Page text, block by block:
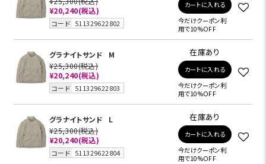
¥20,240(税込)
コード 511329622802
カートに入れる
今だけクーポン利
用で10%OFF
グラナイトサンド
M
¥25,300(税込)
¥20,240(税込)
コード 511329622803
在庫あり
カートに入れる
今だけクーポン利
用で10%OFF
グラナイトサンド
L
¥25,300(税込)
¥20,240(税込)
コード 511329622804
在庫あり
カートに入れる
今だけクーポン利
用で10%OFF